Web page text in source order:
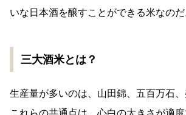
いな日本酒を醸すことができる米なのだ
三大酒米とは？
生産量が多いのは、山田錦、五百万石、